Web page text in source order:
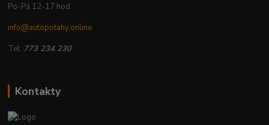
Po-Pá 12-17 hod
info@autopotahy.online
Tel: 773 234 230
Kontakty